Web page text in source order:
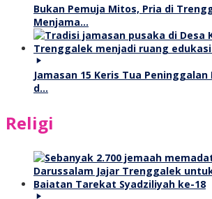
Bukan Pemuja Mitos, Pria di
Menjama…
Jamasan 15 Keris Tua
d…
Religi